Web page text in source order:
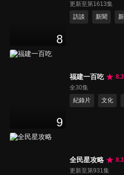
8
更新至第1613集
訪談
新聞
9
福建一百吃
8.3
全30集
紀錄片
文化
全民星攻略
8.1
更新至第931集